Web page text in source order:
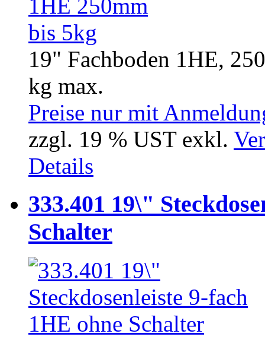
19" Fachboden 1HE,
kg max.
Preise nur mit
zzgl. 19 % UST exkl.
Details
333.401 19\"
Schalter